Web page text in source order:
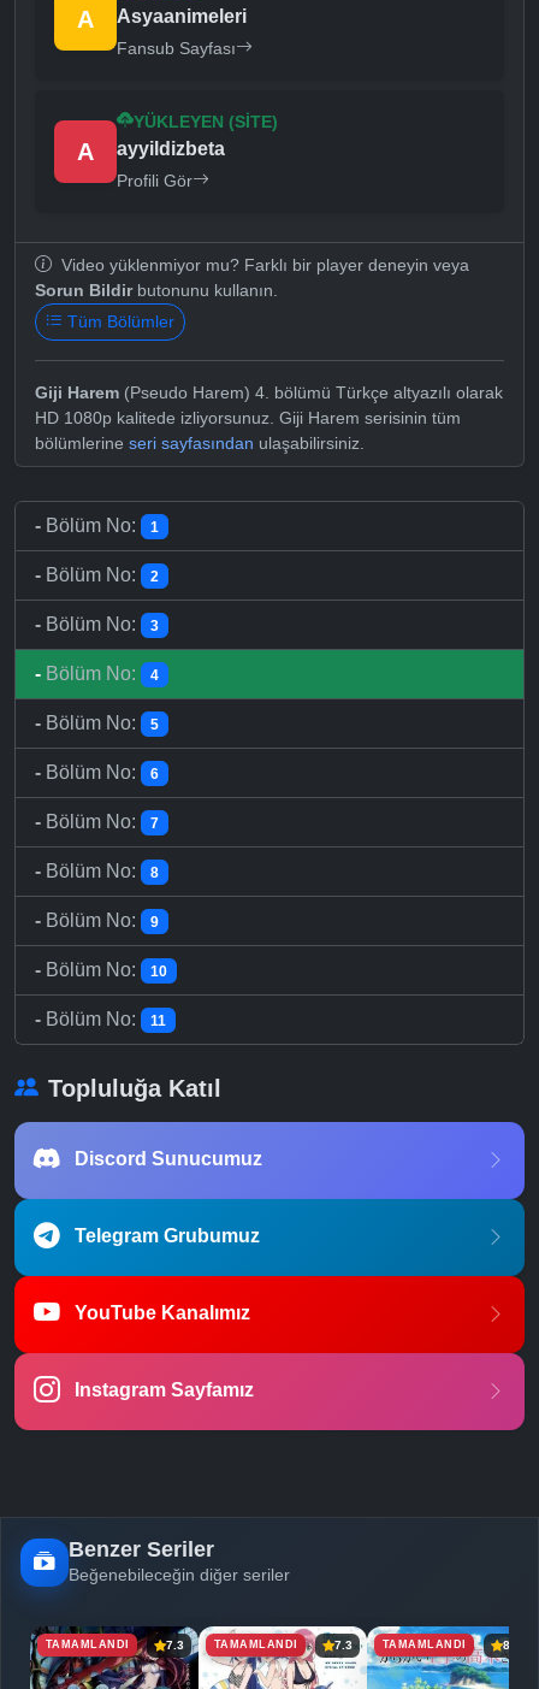
A Asyaanimeleri
Fansub Sayfası
A
YÜKLEYEN (SITE)
ayyildizbeta
Profili Gör
Video yüklenmiyor mu? Farklı bir player deneyin veya
Sorun Bildirbutonunu kullanın.
Tüm Bölümler
Giji Harem (Pseudo Harem) 4. bölümü Türkçe altyazılı olarak
HD 1080p kalitede izliyorsunuz. Giji Harem serisinin tüm
bölümlerine seri sayfasından ulaşabilirsiniz.
- Bölüm No: 1
- Bölüm No: 2
- Bölüm No: 3
- Bölüm No: 4
- Bölüm No: 5
- Bölüm No: 6
- Bölüm No: 7
- Bölüm No: 8
- Bölüm No: 9
- Bölüm No: 10
- Bölüm No: 11
Topluluğa Katıl
Discord Sunucumuz
Telegram Grubumuz
YouTube Kanalımız
Instagram Sayfamız
Benzer Seriler
Beğenebileceğin diğer seriler
TAMAMLANDI 7.3 TAMAMLANDI 7.3 TAMAMLANDI 8.4